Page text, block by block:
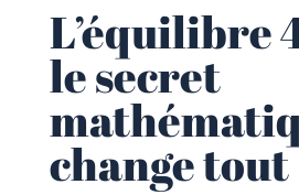
L’équilibre
le secret
change tout